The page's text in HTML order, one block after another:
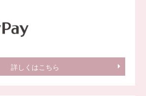
詳しくはこちら